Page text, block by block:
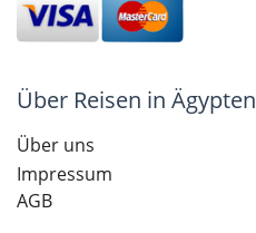
Über Reisen in Ägypten
Über uns
Impressum
AGB